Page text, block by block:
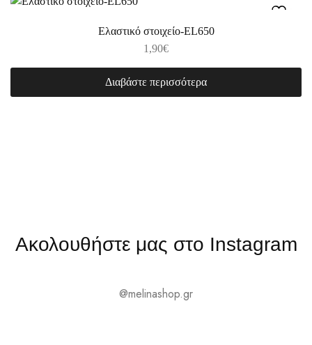
Ελαστικό στοιχείο-EL650
1,90€
Διαβάστε περισσότερα
Ακολουθήστε μας στο Instagram
@melinashop.gr